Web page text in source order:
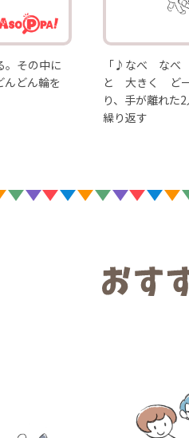
。その中に
んどん輪を
「♪なべ なべ
と 大きく どー
り、手が離れた
繰り返す